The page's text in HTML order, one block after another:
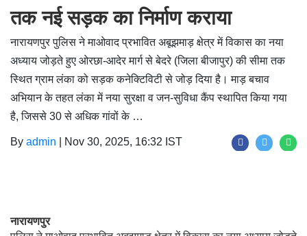
तक नई सड़क का निर्माण कराया
नारायणपुर पुलिस ने माओवाद प्रभावित अबूझमाड़ क्षेत्र में विकास का नया
अध्याय जोड़ते हुए ओरछा-आदेर मार्ग से बेदरे (जिला बीजापुर) की सीमा तक
स्थित ग्राम लंका को सड़क कनेक्टिविटी से जोड़ दिया है। माड़ बचाव
अभियान के तहत लंका में नया सुरक्षा व जन-सुविधा कैंप स्थापित किया गया
है, जिससे 30 से अधिक गांवों के …
By admin Nov 30, 2025, 16:32 IST
नारायणपुर